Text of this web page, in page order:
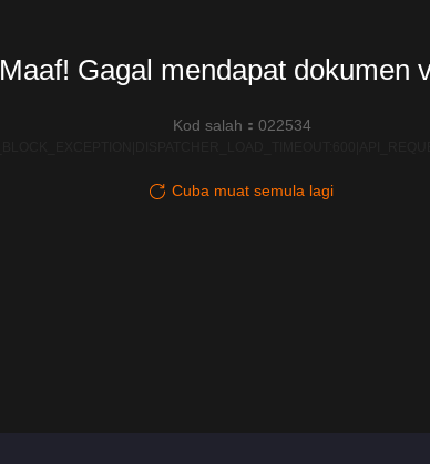
Maaf! Gagal mendapat dokumen
Kod salah：022534
Cuba muat semula lagi